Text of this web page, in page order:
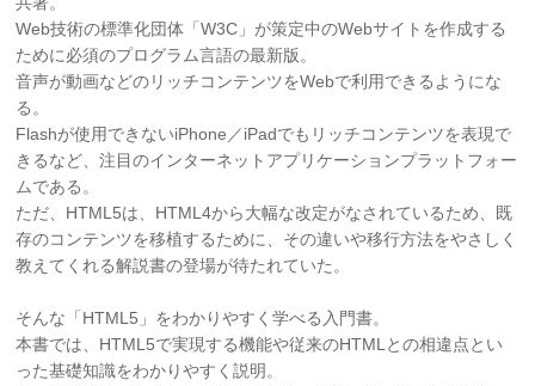
Web技術の標準化団体「W3C」が策定中のWebサイトを作成する
ために必須のプログラム言語の最新版。
音声が動画などのリッチコンテンツをWebで利用できるようにな
る。
Flashが使用できないiPhone／iPadでもリッチコンテンツを表現で
きるなど、注目のインターネットアプリケーションプラットフォー
ムである。
ただ、HTML5は、HTML4から大幅な改定がなされているため、既
存のコンテンツを移植するために、その違いや移行方法をやさしく
教えてくれる解説書の登場が待たれていた。
そんな「HTML5」をわかりやすく学べる入門書。
本書では、HTML5で実現する機能や従来のHTMLとの相違点とい
った基礎知識をわかりやすく説明。